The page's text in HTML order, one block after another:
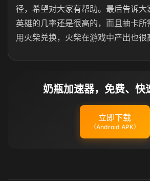
径，希望对大家有帮助。最后告诉大
英雄的几率还是很高的，而且抽卡
用火柴兑换，火柴在游戏中产出也很
奶瓶加速器，免费、快
立即下载
（Android APK）